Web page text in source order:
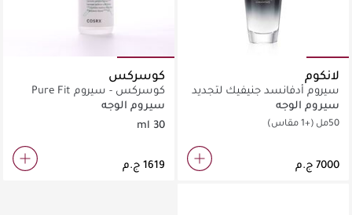
لانكوم
سيروم أدفانسد جنيفيك لتجديد
الشباب
سيروم الوجه
50مل (+1 مقاس)
كوسركس
كوسركس - سيروم Pure Fit
Cica (30 مل)
سيروم الوجه
30 ml